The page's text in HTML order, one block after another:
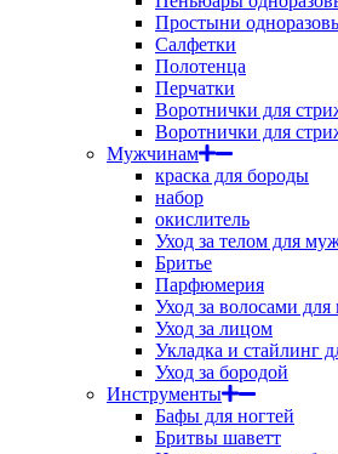
Простыни
Салфетки
Полотенца
Перчатки
Воротнички для
Воротнички для
Мужчинам
краска для бороды
набор
окислитель
Уход за телом для
Бритье
Парфюмерия
Уход за волосами
Уход за лицом
Укладка и стайлинг
Уход за бородой
Инструменты
Бафы для ногтей
Бритвы шаветт